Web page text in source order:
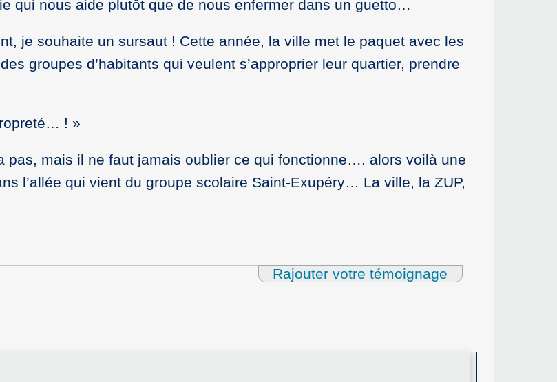
qui nous aide plutôt que de nous enfermer dans un guetto…
je souhaite un sursaut ! Cette année, la ville met le paquet avec les
groupes d’habitants qui veulent s’approprier leur quartier, prendre
! »
pas, mais il ne faut jamais oublier ce qui fonctionne…. alors voilà une
l’allée qui vient du groupe scolaire Saint-Exupéry… La ville, la ZUP,
Rajouter votre témoignage